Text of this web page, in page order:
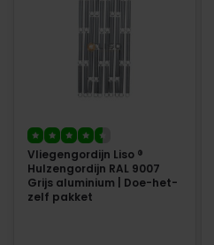
Vliegengordijn Liso ®
Hulzengordijn RAL 9007
Grijs aluminium | Doe-het-
zelf pakket